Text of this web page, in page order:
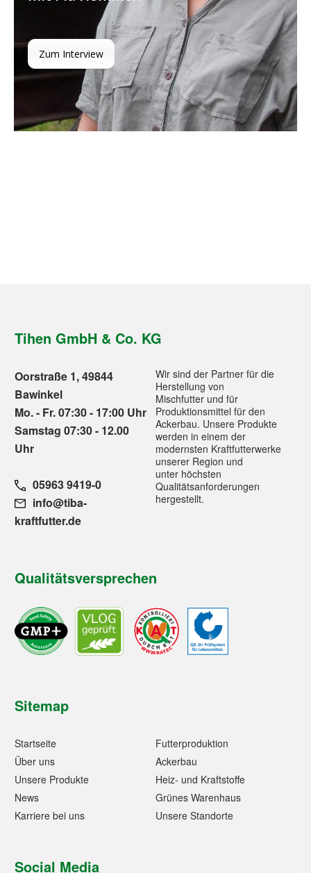
Zum Interview
Tihen GmbH & Co. KG
Oorstraße 1, 49844
Bawinkel
Mo. - Fr. 07:30 - 17:00 Uhr
Samstag 07:30 - 12.00
Uhr
05963 9419-0
info@tiba-
kraftfutter.de
Wir sind der Partner für die
Herstellung von
Mischfutter und für
Produktionsmittel für den
Ackerbau. Unsere Produkte
werden in einem der
modernsten Kraftfutterwerke
unserer Region und
unter höchsten
Qualitätsanforderungen
hergestellt.
Qualitätsversprechen
Sitemap
Startseite
Über uns
Unsere Produkte
News
Karriere bei uns
Futterproduktion
Ackerbau
Heiz- und Kraftstoffe
Grünes Warenhaus
Unsere Standorte
Social Media